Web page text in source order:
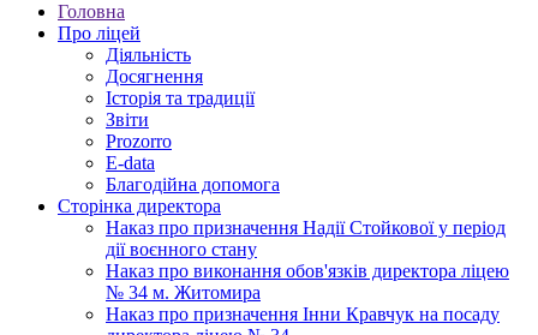
Головна
Про ліцей
Діяльність
Досягнення
Історія та традиції
Звіти
Prozorro
E-data
Благодійна допомога
Сторінка директора
Наказ про призначення Надії Стойкової у період
дії воєнного стану
Наказ про виконання обов'язків директора ліцею
№ 34 м. Житомира
Наказ про призначення Інни Кравчук на посаду